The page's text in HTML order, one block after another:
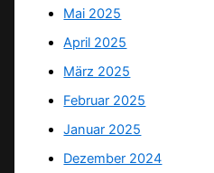
Mai 2025
April 2025
März 2025
Februar 2025
Januar 2025
Dezember 2024